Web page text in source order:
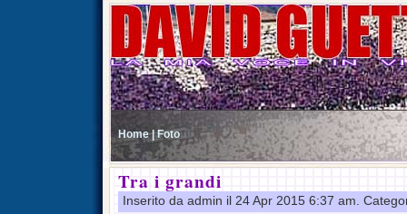
Home | Foto
Tra i grandi
Inserito da admin il 24 Apr 2015 6:37 am.